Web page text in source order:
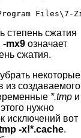
степень сжатия
-mx9 означает
сжатия.
некоторые
создаваемого
*.tmp и
нужно
исключений вот
-x!*.cache.